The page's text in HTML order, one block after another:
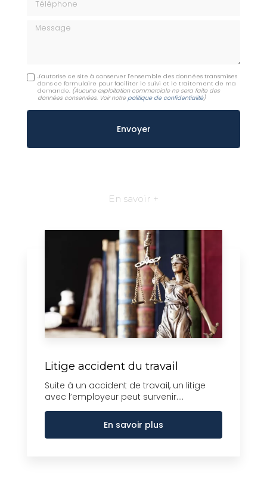
Message
J'autorise ce site à conserver l'ensemble des données transmises
dans ce formulaire pour faciliter le suivi et le traitement de ma
demande. (Aucune exploitation commerciale ne sera faite des
données conservées. Voir notre politique de confidentialité)
En savoir +
Litige accident du travail
Suite à un accident de travail, un litige
avec l’employeur peut survenir....
En savoir plus